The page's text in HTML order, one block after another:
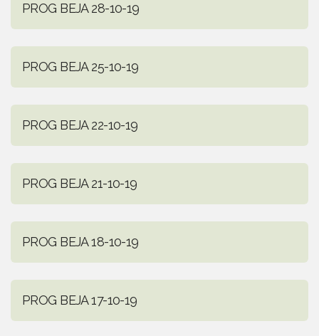
PROG BEJA 28-10-19
PROG BEJA 25-10-19
PROG BEJA 22-10-19
PROG BEJA 21-10-19
PROG BEJA 18-10-19
PROG BEJA 17-10-19